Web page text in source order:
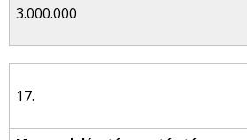
3.000.000
17.